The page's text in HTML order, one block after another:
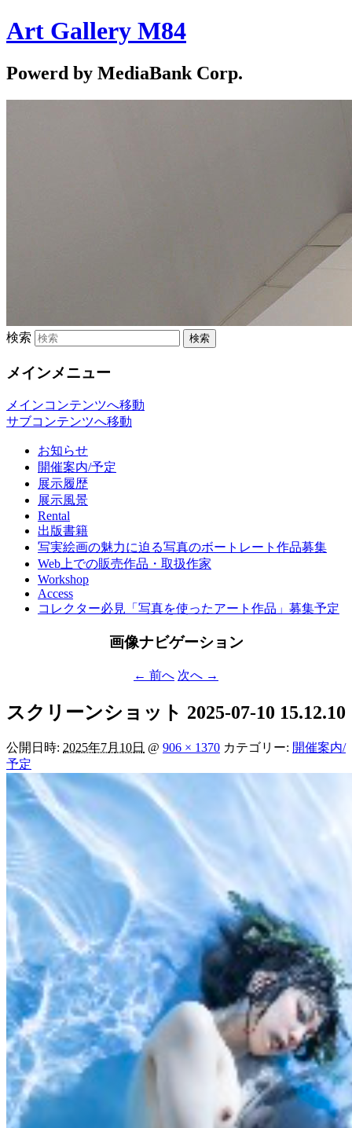
Art Gallery M84
Powerd by MediaBank Corp.
検索
メインメニュー
メインコンテンツへ移動
サブコンテンツへ移動
お知らせ
開催案内/予定
展示履歴
展示風景
Rental
出版書籍
写実絵画の魅力に迫る写真のボートレート作品募集
Web上での販売作品・取扱作家
Workshop
Access
コレクター必見「写真を使ったアート作品」募集予定
画像ナビゲーション
← 前へ 次へ →
スクリーンショット 2025-07-10 15.12.10
公開日時: 2025年7月10日 @ 906 × 1370 カテゴリー: 開催案内/
予定